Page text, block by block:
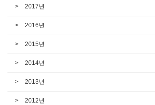
2017년
2016년
2015년
2014년
2013년
2012년